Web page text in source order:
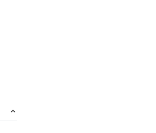
expand_less